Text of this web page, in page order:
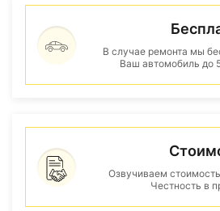
В случае ремонта мы
Ваш автомобиль до
Озвучиваем
Честность в